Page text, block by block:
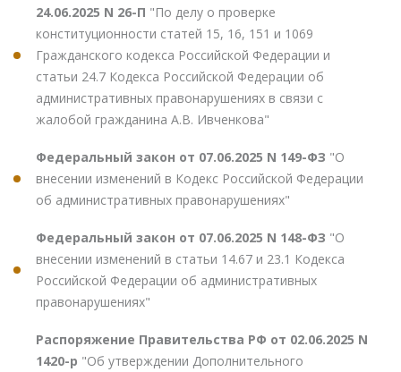
24.06.2025 N 26-П "По делу о проверке
конституционности статей 15, 16, 151 и 1069
Гражданского кодекса Российской Федерации и
статьи 24.7 Кодекса Российской Федерации об
административных правонарушениях в связи с
жалобой гражданина А.В. Ивченкова"
Федеральный закон от 07.06.2025 N 149-ФЗ "О
внесении изменений в Кодекс Российской Федерации
об административных правонарушениях"
Федеральный закон от 07.06.2025 N 148-ФЗ "О
внесении изменений в статьи 14.67 и 23.1 Кодекса
Российской Федерации об административных
правонарушениях"
Распоряжение Правительства РФ от 02.06.2025 N
1420-р "Об утверждении Дополнительного